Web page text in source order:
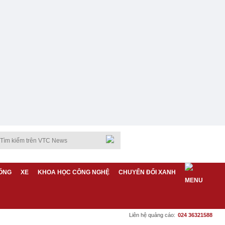
XE KHOA HỌC CÔNG NGHỆ CHUYỂN ĐỔI XANH
Liên hệ quảng cáo: 024 36321588